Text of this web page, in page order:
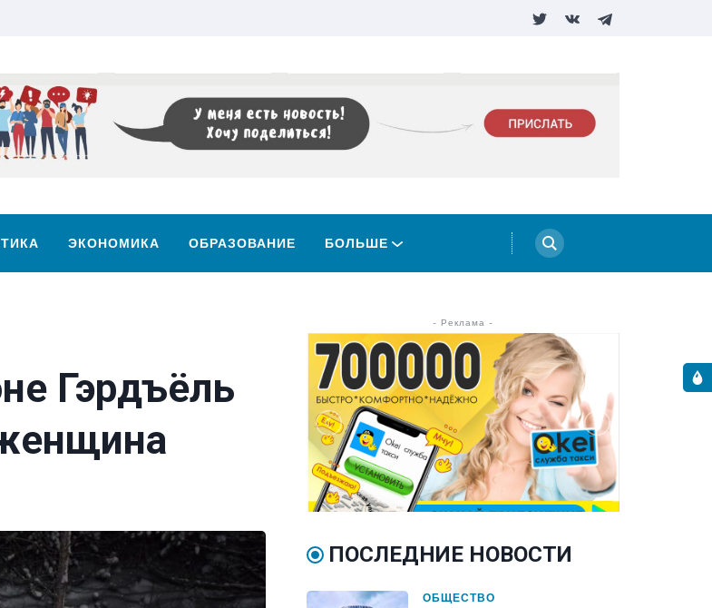
ЭКОНОМИКА ОБРАЗОВАНИЕ БОЛЬШЕ
Гэрдъёль
- Реклама -
ПОСЛЕДНИЕ НОВОСТИ
ОБЩЕСТВО